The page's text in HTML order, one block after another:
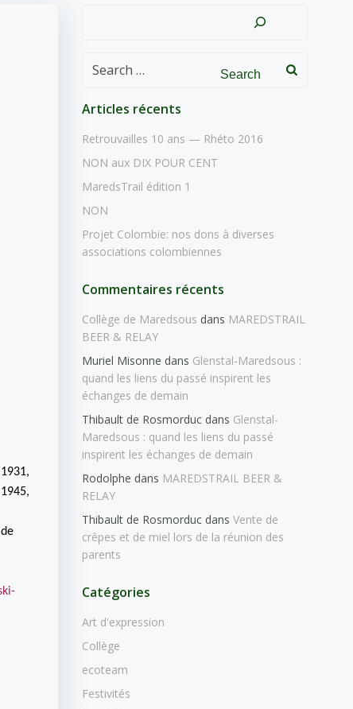
Search
Articles récents
Retrouvailles 10 ans — Rhéto 2016
NON aux DIX POUR CENT
MaredsTrail édition 1
NON
Projet Colombie: nos dons à diverses
associations colombiennes
Commentaires récents
Collège de Maredsous dans MAREDSTRAIL
BEER & RELAY
Muriel Misonne dans Glenstal-Maredsous :
quand les liens du passé inspirent les
échanges de demain
Thibault de Rosmorducdans Glenstal-
Maredsous : quand les liens du passé
inspirent les échanges de demain
Rodolphe dans MAREDSTRAIL BEER &
RELAY
Thibault de Rosmorducdans Vente de
crêpes et de miel lors de la réunion des
parents
Catégories
Art d'expression
Collège
ecoteam
Festivités